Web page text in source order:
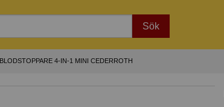
Sök
BLODSTOPPARE 4-IN-1 MINI CEDERROTH